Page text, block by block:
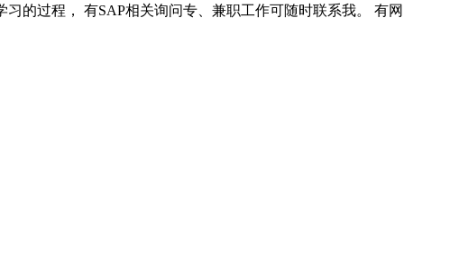
的过程， 有SAP相关询问专、兼职工作可随时联系我。 有网